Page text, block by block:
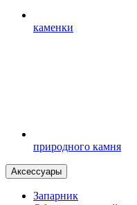
каменки
природного камня
Аксессуары
Запарник